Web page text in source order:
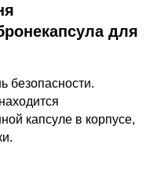
для
безопасности.
капсуле в корпусе,